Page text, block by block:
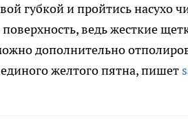
губкой и пройтись насухо
ведь жесткие
дополнительно
единого желтого пятна, пишет